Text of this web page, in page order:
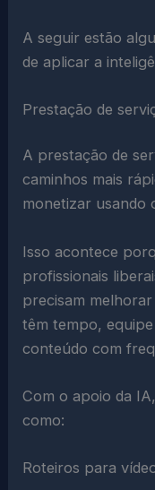
A seguir estão
de aplicar a
Prestação de
A prestação de
caminhos mais
monetizar usando
Isso acontece
profissionais
precisam
têm tempo,
conteúdo com
Com o apoio da
como:
Roteiros para